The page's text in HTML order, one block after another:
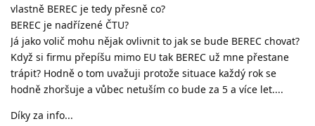
vlastně BEREC je tedy přesně co?
BEREC je nadřízené ČTU?
Já jako volič mohu nějak ovlivnit to jak se bude BEREC chovat?
Když si firmu přepíšu mimo EU tak BEREC už mne přestane
trápit? Hodně o tom uvažuji protože situace každý rok se
hodně zhoršuje a vůbec netuším co bude za 5 a více let....
Díky za info...